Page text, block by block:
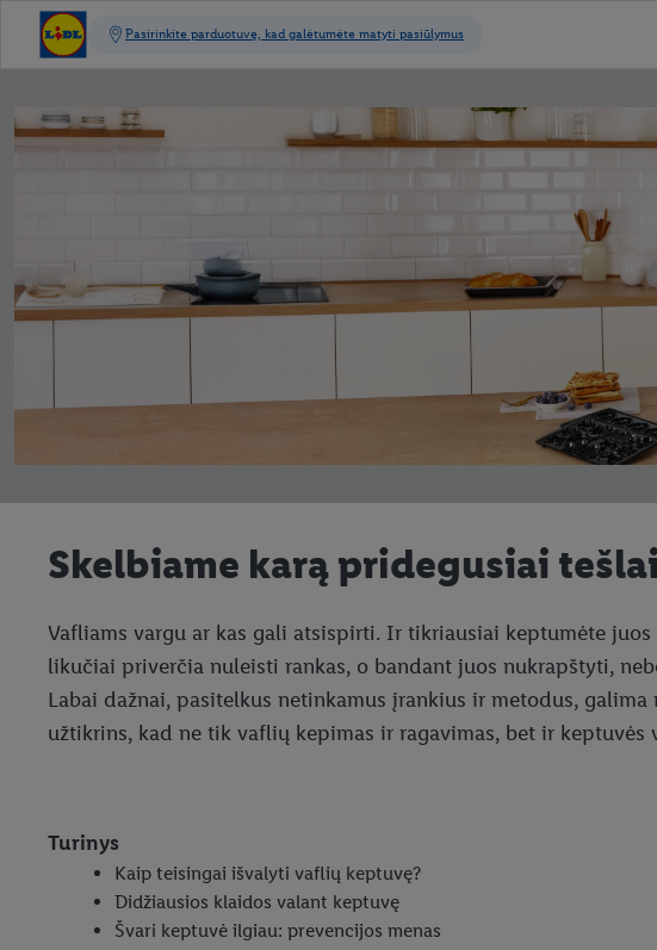
Skelbiame karą pridegusiai
Vafliams vargu ar kas gali atsispirti. Ir tikriausiai keptumėte
likučiai priverčia nuleisti rankas, o bandant juos nukrapštyti,
Labai dažnai, pasitelkus netinkamus įrankius ir metodus,
užtikrins, kad ne tik vaflių kepimas ir ragavimas, bet ir keptuvės
Turinys
Kaip teisingai išvalyti vaflių keptuvę?
Didžiausios klaidos valant keptuvę
Švari keptuvė ilgiau: prevencijos menas